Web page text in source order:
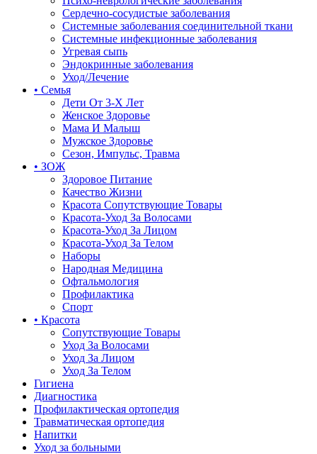
Сердечно-сосудистые заболевания
Системные заболевания соединительной ткани
Системные инфекционные заболевания
Угревая сыпь
Эндокринные заболевания
Уход/Лечение
• Семья
Дети От 3-Х Лет
Женское Здоровье
Мама И Малыш
Мужское Здоровье
Сезон, Импульс, Травма
• ЗОЖ
Здоровое Питание
Качество Жизни
Красота Сопутствующие Товары
Красота-Уход За Волосами
Красота-Уход За Лицом
Красота-Уход За Телом
Наборы
Народная Медицина
Офтальмология
Профилактика
Спорт
• Красота
Сопутствующие Товары
Уход За Волосами
Уход За Лицом
Уход За Телом
Гигиена
Диагностика
Профилактическая ортопедия
Травматическая ортопедия
Напитки
Уход за больными